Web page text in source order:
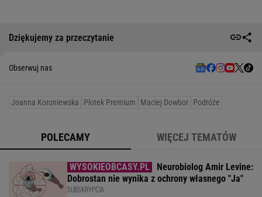
Dziękujemy za przeczytanie
Obserwuj nas
Joanna Koroniewska Plotek Premium Maciej Dowbor Podróże
POLECAMY WIĘCEJ TEMATÓW
Neurobiolog Amir Levine:
Dobrostan nie wynika z ochrony własnego "Ja"
SUBSKRYPCJA